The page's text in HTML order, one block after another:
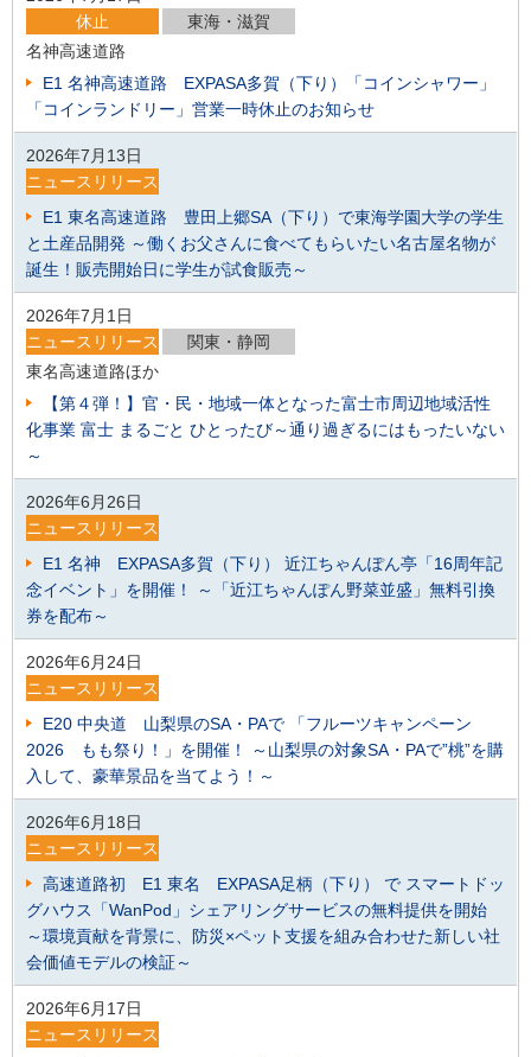
休止
東海・滋賀
名神高速道路
E1 名神高速道路 EXPASA多賀（下り）「コインシャワー」
「コインランドリー」営業一時休止のお知らせ
2026年7月13日
ニュースリリース
E1 東名高速道路 豊田上郷SA（下り）で東海学園大学の学生
と土産品開発 ～働くお父さんに食べてもらいたい名古屋名物が
誕生！販売開始日に学生が試食販売～
2026年7月1日
ニュースリリース
関東・静岡
東名高速道路ほか
【第４弾！】官・民・地域一体となった富士市周辺地域活性
化事業 富士 まるごと ひとったび～通り過ぎるにはもったいない
～
2026年6月26日
ニュースリリース
E1 名神 EXPASA多賀（下り） 近江ちゃんぽん亭「16周年記
念イベント」を開催！ ～「近江ちゃんぽん野菜並盛」無料引換
券を配布～
2026年6月24日
ニュースリリース
E20 中央道 山梨県のSA・PAで 「フルーツキャンペーン
2026 もも祭り！」を開催！ ～山梨県の対象SA・PAで”桃”を購
入して、豪華景品を当てよう！～
2026年6月18日
ニュースリリース
高速道路初 E1 東名 EXPASA足柄（下り） で スマートドッ
グハウス「WanPod」シェアリングサービスの無料提供を開始
～環境貢献を背景に、防災×ペット支援を組み合わせた新しい社
会価値モデルの検証～
2026年6月17日
ニュースリリース